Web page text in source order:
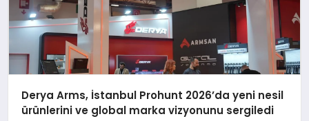
Derya Arms, İstanbul Prohunt 2026’da yeni nesil
ürünlerini ve global marka vizyonunu sergiledi